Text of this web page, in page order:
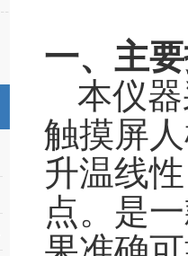
一、主
本仪
触摸屏
升温线
点。是